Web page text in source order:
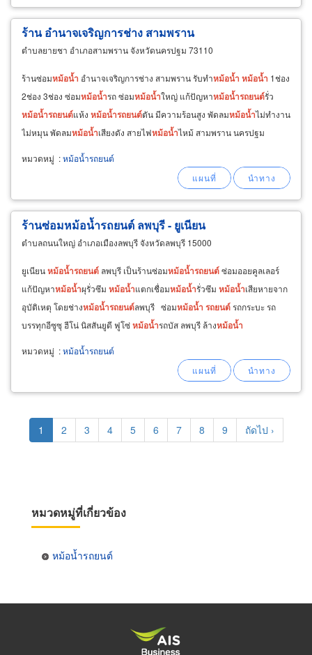
ร้าน อำนาจเจริญการช่าง สามพราน
ตำบลยายชา อำเภอสามพราน จังหวัดนครปฐม 73110
ร้านซ่อมหม้อน้ำ อำนาจเจริญการช่าง สามพราน รับทำหม้อน้ำ หม้อน้ำ 1ช่อง
2ช่อง 3ช่อง ซ่อมหม้อน้ำรถ ซ่อมหม้อน้ำใหญ่ แก้ปัญหาหม้อน้ำรถยนต์รั่ว
หม้อน้ำรถยนต์แห้ง หม้อน้ำรถยนต์ตัน มีความร้อนสูง พัดลมหม้อน้ำไม่ทำงาน
ไม่หมุน พัดลมหม้อน้ำเสียงดัง สายไฟหม้อน้ำไหม้ สามพราน นครปฐม
ใหม่
หมวดหมู่ :หม้อน้ำรถยนต์
ร้านซ่อมหม้อน้ำรถยนต์ ลพบุรี - ยูเนียน
ตำบลถนนใหญ่ อำเภอเมืองลพบุรี จังหวัดลพบุรี 15000
ยูเนียนหม้อน้ำรถยนต์ ลพบุรี เป็นร้านซ่อมหม้อน้ำรถยนต์ซ่อมออยคูลเลอร์
แก้ปัญหาหม้อน้ำผุรั่วซึม หม้อน้ำแตกเชื่อมหม้อน้ำรั่วซึม หม้อน้ำเสียหายจาก
อุบัติเหตุ โดยช่างหม้อน้ำรถยนต์ลพบุรี ซ่อมหม้อน้ำ รถยนต์ รถกระบะ รถ
บรรทุกอีซูซุ ฮีโน่ นิสสันยูดี ฟูโซ่หม้อน้ำรถบัส ลพบุรี ล้างหม้อน้ำ
หมวดหมู่ :หม้อน้ำรถยนต์
Pagination
Current
page
1 Page
2 Page
3 Page
4 Page
5 Page
6 Page
7 Page
8 Page
9
Next
page
ถัดไป ›
หมวดหมู่ที่เกี่ยวข้อง
หม้อน้ำรถยนต์